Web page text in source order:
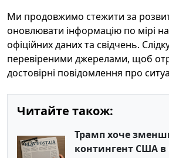
Ми продовжимо стежити за
оновлювати інформацію по мірі
офіційних даних та свідчень.
перевіреними джерелами, щоб
достовірні повідомлення про
Читайте також:
Трамп хоче
контингент США в